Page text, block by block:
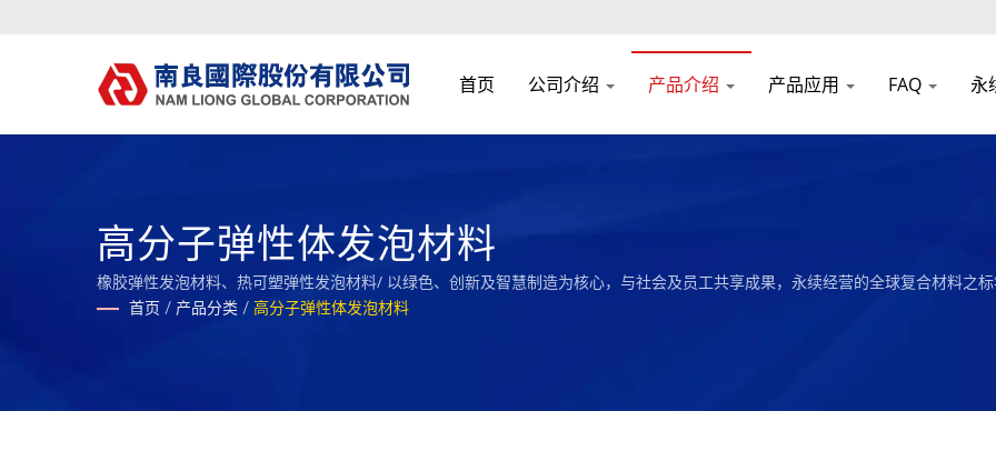
首页 公司介绍 产品介绍 产品应用 FAQ 永
高分子弹性体发泡材料
橡胶弹性发泡材料、热可塑弹性发泡材料/ 以绿色、创新及智慧制造为核心，与社会及员工共享成果，永续经营的全球复合材料之标
首页 / 产品分类 / 高分子弹性体发泡材料